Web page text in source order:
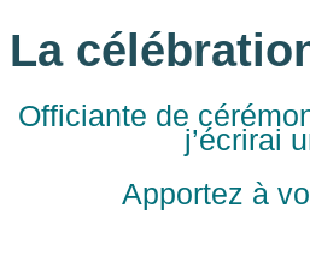
La
Officiante de
j’écrirai
Apportez à